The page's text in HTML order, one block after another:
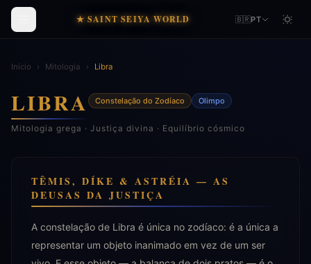
★ SAINT SEIYA WORLD 🇧🇷PT
Início › Mitologia › Libra
LIBRA Constelação do Zodíaco Olimpo
Mitologia grega · Justiça divina · Equilíbrio cósmico
TÊMIS, DÍKE & ASTRÉIA — AS
DEUSAS DA JUSTIÇA
A constelação de Libra é única no zodíaco: é a única a
representar um objeto inanimado em vez de um ser